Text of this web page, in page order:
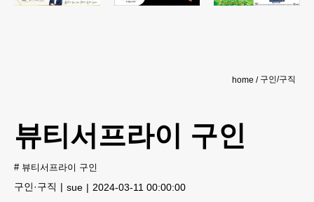
home 구인/구직
뷰티서프라이 구인
# 뷰티서프라이 구인
구인·구직 sue 2024-03-11 00:00:00